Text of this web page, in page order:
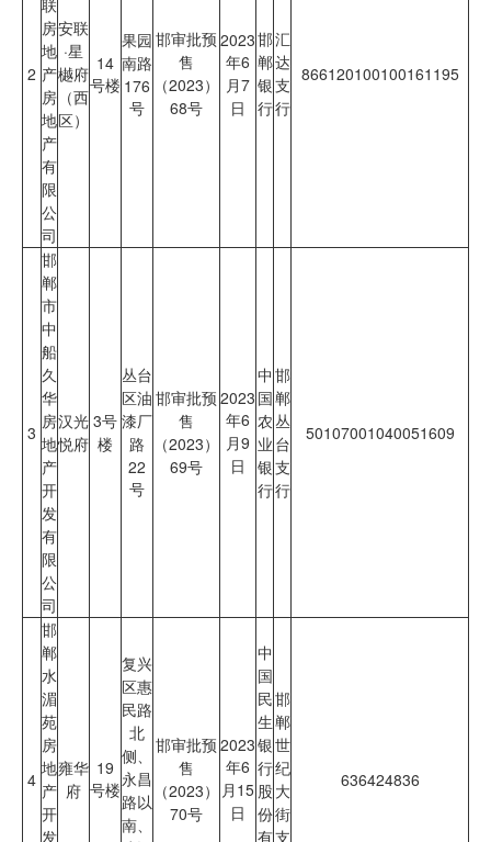
2
房
地
产
房
地
产
有
限
公
司
安联
·星
樾府
（西
区）
14
号楼
果园
南路
176
号
邯审批预
售
（2023）
68号
2023
年6
月7
日
邯
郸
银
行
汇
达
支
行
866120100100161195
3
邯
郸
市
中
船
久
华
房
地
产
开
发
有
限
公
司
汉光
悦府
3号
楼
丛台
区油
漆厂
路
22
号
邯审批预
售
（2023）
69号
2023
年6
月9
日
中
国
农
业
银
行
邯
郸
丛
台
支
行
50107001040051609
4
邯
郸
水
湄
苑
房
地
产
开
发
雍华
府
19
号楼
复兴
区惠
民路
北
侧、
永昌
路以
南、
邯审批预
售
（2023）
70号
2023
年6
月15
日
中
国
民
生
银
行
股
份
有
邯
郸
世
纪
大
街
支
636424836